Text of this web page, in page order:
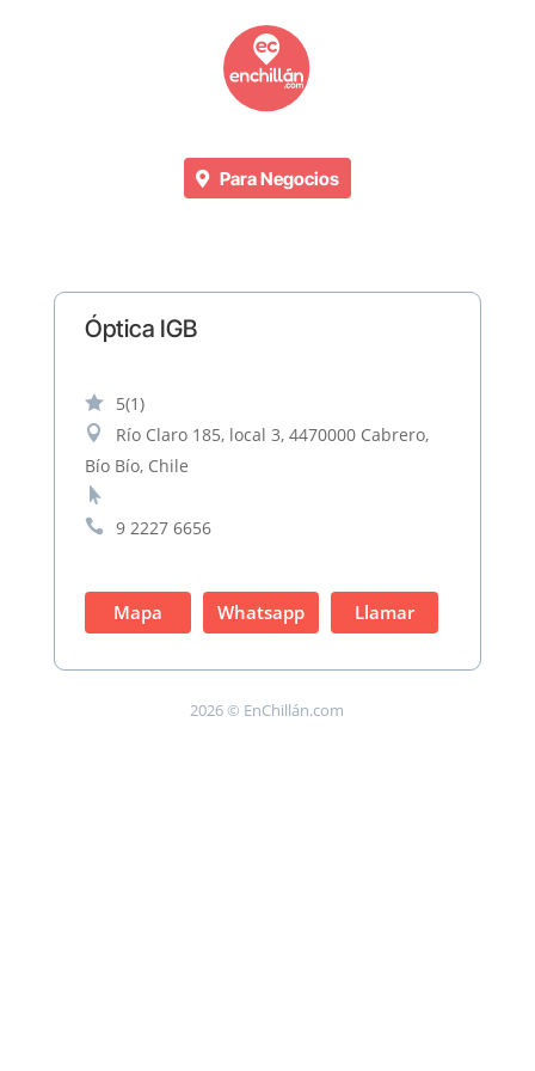
Para Negocios
Óptica IGB
 5(1)

Río Claro 185, local 3, 4470000 Cabrero,
Bío Bío, Chile


9 2227 6656
Mapa Whatsapp Llamar
2026 © EnChillán.com